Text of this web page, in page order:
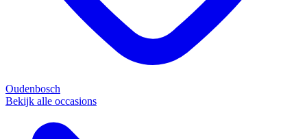
Oudenbosch
Bekijk alle occasions